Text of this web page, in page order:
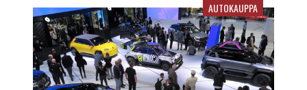
Pariisin
autonäyttely:
yllättävän
paljon
uutta
AUTOKAUPPA